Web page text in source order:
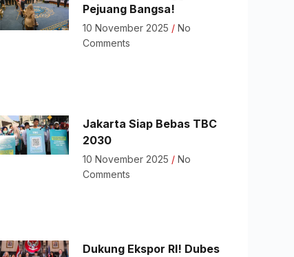
Pejuang Bangsa!
10 November 2025
No
Comments
Jakarta Siap Bebas TBC
2030
10 November 2025
No
Comments
Dukung Ekspor RI! Dubes